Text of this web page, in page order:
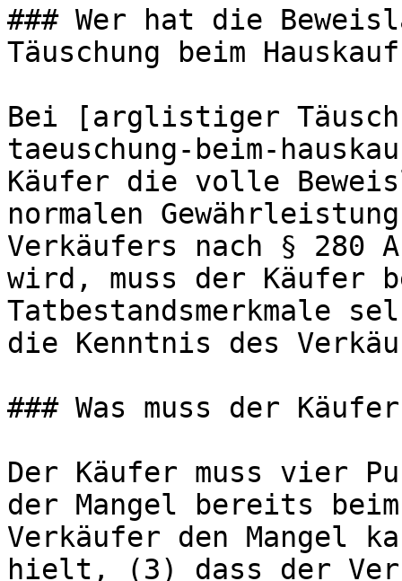
### Wer hat die
Täuschung beim
Bei [arglistiger
taeuschung-beim-
Käufer die volle
normalen
Verkäufers nach § 280
wird, muss der
Tatbestandsmerkmale
die Kenntnis des
### Was muss der
Der Käufer muss vier
der Mangel bereits
Verkäufer den Mangel
hielt, (3) dass der